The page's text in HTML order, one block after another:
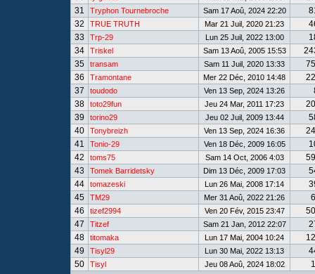
31
Tryphon Tournebroche Sam 17 Aoû, 2024 22:20
32
TRUE TRUTH Mar 21 Juil, 2020 21:23
33
Trp-29 Lun 25 Juil, 2022 13:00
34
Triskel Sam 13 Aoû, 2005 15:53
35
transam Sam 11 Juil, 2020 13:33
36
Tramontane Mer 22 Déc, 2010 14:48
37
toudodo Ven 13 Sep, 2024 13:26
38
toto29fun Jeu 24 Mar, 2011 17:23
39
torino29 Jeu 02 Juil, 2009 13:44
40
Tonybreizh Ven 13 Sep, 2024 16:36
41
Tonio-29 Ven 18 Déc, 2009 16:05
42
toms75 Sam 14 Oct, 2006 4:03
43
Tomek Barridetsky Dim 13 Déc, 2009 17:03
44
tomazeski Lun 26 Mai, 2008 17:14
45
TM29 Mer 31 Aoû, 2022 21:26
46
tizef2994 Ven 20 Fév, 2015 23:47
47
Titzef Sam 21 Jan, 2012 22:07
48
titomaka Lun 17 Mai, 2004 10:24
49
Tisyl29 Lun 30 Mai, 2022 13:13
50
Tisyl Jeu 08 Aoû, 2024 18:02